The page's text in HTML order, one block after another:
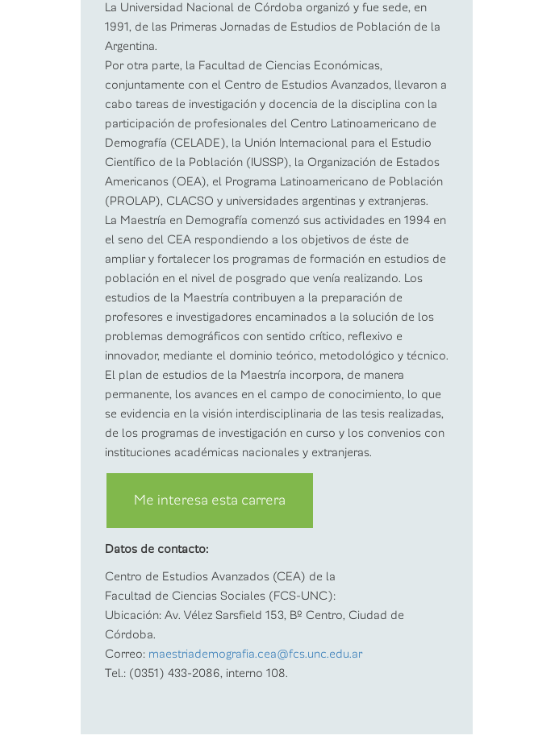
La Universidad Nacional de Córdoba organizó y fue sede, en
1991, de las Primeras Jornadas de Estudios de Población de la
Argentina.
Por otra parte, la Facultad de Ciencias Económicas,
conjuntamente con el Centro de Estudios Avanzados, llevaron a
cabo tareas de investigación y docencia de la disciplina con la
participación de profesionales del Centro Latinoamericano de
Demografía (CELADE), la Unión Internacional para el Estudio
Científico de la Población (IUSSP), la Organización de Estados
Americanos (OEA), el Programa Latinoamericano de Población
(PROLAP), CLACSO y universidades argentinas y extranjeras.
La Maestría en Demografía comenzó sus actividades en 1994 en
el seno del CEA respondiendo a los objetivos de éste de
ampliar y fortalecer los programas de formación en estudios de
población en el nivel de posgrado que venía realizando. Los
estudios de la Maestría contribuyen a la preparación de
profesores e investigadores encaminados a la solución de los
problemas demográficos con sentido crítico, reflexivo e
innovador, mediante el dominio teórico, metodológico y técnico.
El plan de estudios de la Maestría incorpora, de manera
permanente, los avances en el campo de conocimiento, lo que
se evidencia en la visión interdisciplinaria de las tesis realizadas,
de los programas de investigación en curso y los convenios con
instituciones académicas nacionales y extranjeras.
Me interesa esta carrera
Datos de contacto:
Centro de Estudios Avanzados (CEA) de la
Facultad de Ciencias Sociales (FCS-UNC):
Ubicación: Av. Vélez Sarsfield 153, Bº Centro, Ciudad de
Córdoba.
Correo: maestriademografia.cea@fcs.unc.edu.ar
Tel.: (0351) 433-2086, interno 108.